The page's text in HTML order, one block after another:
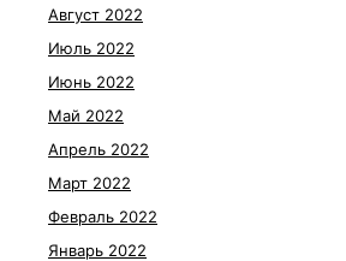
Август 2022
Июль 2022
Июнь 2022
Май 2022
Апрель 2022
Март 2022
Февраль 2022
Январь 2022